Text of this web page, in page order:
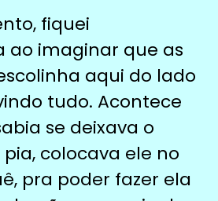
fiquei
ao imaginar que as
aqui do lado
tudo. Acontece
se deixava o
colocava ele no
pra poder fazer ela